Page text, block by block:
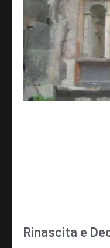
Rinascita e